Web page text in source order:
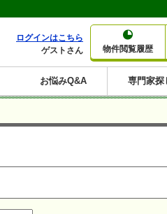
物件閲覧履歴
ログインはこちら
ゲストさん
お悩みQ&A 専門家探